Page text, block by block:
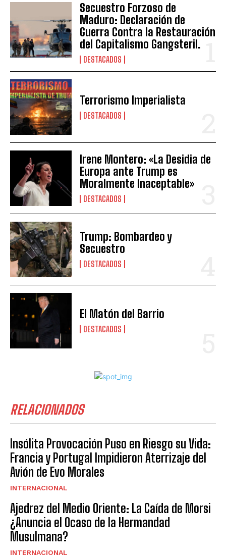
Secuestro Forzoso de
Maduro: Declaración de
Guerra Contra la Restauración
del Capitalismo Gangsteril.
DESTACADOS
Terrorismo Imperialista
DESTACADOS
Irene Montero: «La Desidia de
Europa ante Trump es
Moralmente Inaceptable»
DESTACADOS
Trump: Bombardeo y
Secuestro
DESTACADOS
El Matón del Barrio
DESTACADOS
RELACIONADOS
Insólita Provocación Puso en Riesgo su Vida:
Francia y Portugal Impidieron Aterrizaje del
Avión de Evo Morales
INTERNACIONAL
Ajedrez del Medio Oriente: La Caída de Morsi
¿Anuncia el Ocaso de la Hermandad
Musulmana?
INTERNACIONAL